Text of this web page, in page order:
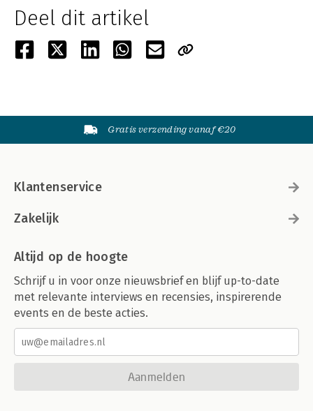
Deel dit artikel
Gratis verzending vanaf €20
Klantenservice
Zakelijk
Altijd op de hoogte
Schrijf u in voor onze nieuwsbrief en blijf up-to-date
met relevante interviews en recensies, inspirerende
events en de beste acties.
Aanmelden